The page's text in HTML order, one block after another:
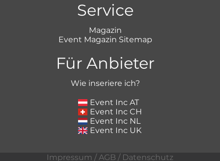
Service
Magazin
Event Magazin Sitemap
Für Anbieter
Wie inseriere ich?
Event Inc AT
Event Inc CH
Event Inc NL
Event Inc UK
Impressum /AGB / Datenschutz